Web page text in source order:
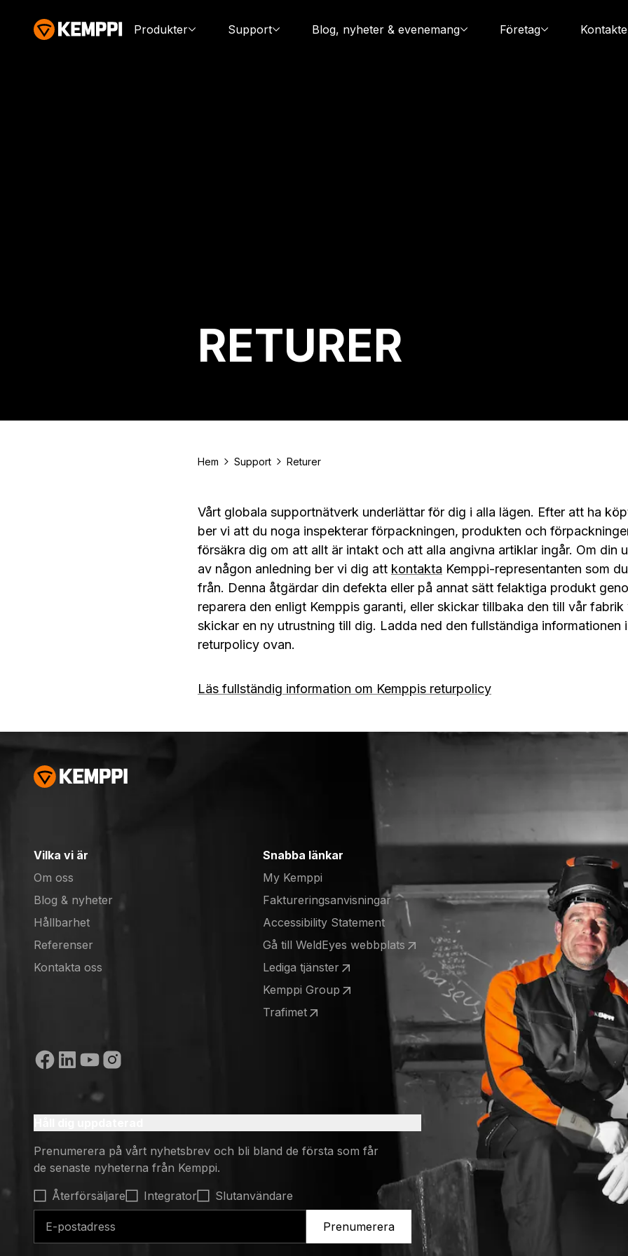
Produkter Support Blog, nyheter & evenemang Företag
RETURER
Hem Support Returer
Vårt globala supportnätverk underlättar för dig i alla lägen. Efter att ha
ber vi att du noga inspekterar förpackningen, produkten och
försäkra dig om att allt är intakt och att alla angivna artiklar ingår. Om din
av någon anledning ber vi dig att kontakta Kemppi-representanten som
från. Denna åtgärdar din defekta eller på annat sätt felaktiga produkt
reparera den enligt Kemppis garanti, eller skickar tillbaka den till vår
skickar en ny utrustning till dig. Ladda ned den fullständiga informationen
returpolicy ovan.
Läs fullständig information om Kemppis returpolicy
Vilka vi är
Om oss
Blog & nyheter
Hållbarhet
Referenser
Kontakta oss
Snabba länkar
My Kemppi
Faktureringsanvisningar
Accessibility Statement
Gå till WeldEyes webbplats
(opens in a new tab)
Lediga tjänster
(opens in a new tab)
Kemppi Group
(opens in a new tab)
Trafimet
Sociala medier
Prenumerera på vårt nyhetsbrev och bli bland de första som får
de senaste nyheterna från Kemppi.
Select contact type
Återförsäljare Integrator
Slutanvändare
Prenumerera